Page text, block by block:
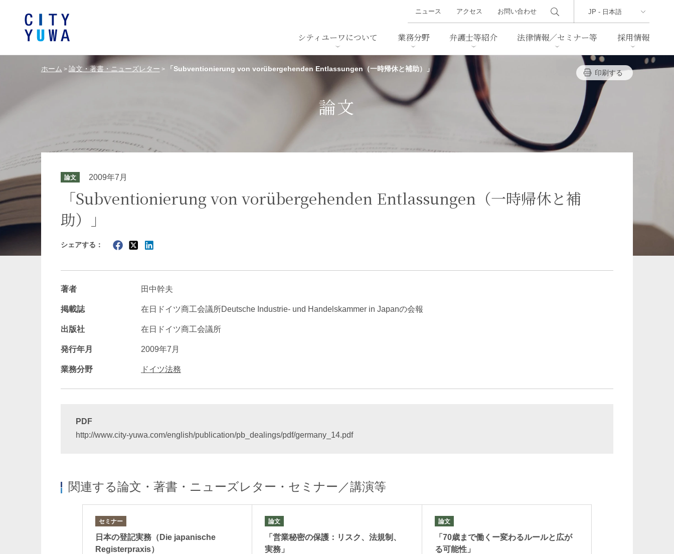
シティユーワについて
沿革 アクセス
業務分野
M&A 事業再生・倒産
通商法・経済安全保障
危機管理／コンプライアンス 中国法務
エネルギー・資源 消費者向けサービス ヘルスケア
製造業
暗号資産・NFT
弁護士等紹介 法律情報／セミナー等
セミナー/講演等 ニューズレター 判例紹介
法律用語集
採用情報
スタッフ採用
ニュース アクセス お問い合わせ
ホーム > 論文・著書・ニューズレター > 「Subventionierung von vorübergehenden Entlassungen（一時帰休と補助）」 印刷する
論文
論文 2009年7月
「Subventionierung von vorübergehenden Entlassungen（一時帰休と補
助）」
シェアする：
著者 田中幹夫
掲載誌 在日ドイツ商工会議所Deutsche Industrie- und Handelskammer in Japanの会報
出版社 在日ドイツ商工会議所
発行年月 2009年7月
業務分野 ドイツ法務
PDF
http://www.city-yuwa.com/english/publication/pb_dealings/pdf/germany_14.pdf
関連する論文・著書・ニューズレター・セミナー／講演等
セミナー
日本の登記実務（Die japanische
Registerpraxis）
論文
「営業秘密の保護：リスク、法規制、
実務」
論文
「70歳まで働くー変わるルールと広が
る可能性」